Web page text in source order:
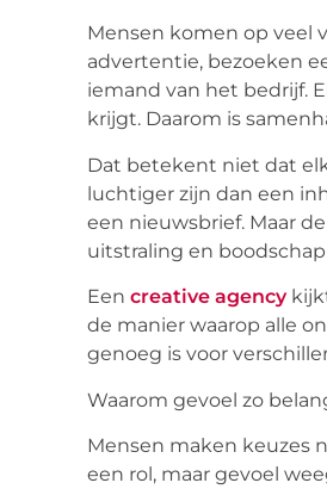
Mensen komen op veel
advertentie, bezoeken
iemand van het bedrijf.
krijgt. Daarom is
Dat betekent niet dat
luchtiger zijn dan een
een nieuwsbrief. Maar
uitstraling en
Een creative agency
de manier waarop alle
genoeg is voor
Waarom gevoel zo
Mensen maken keuzes
een rol, maar gevoel